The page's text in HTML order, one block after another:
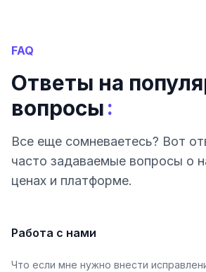
FAQ
Ответы на
вопросы:
Все еще сомневаетесь? Вот
часто задаваемые вопросы о
ценах и платформе.
Работа с нами
Что если мне нужно внести